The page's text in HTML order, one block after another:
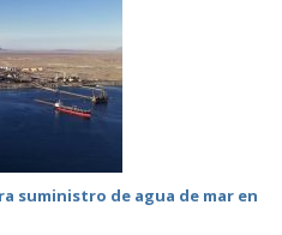
suministro de agua de mar en